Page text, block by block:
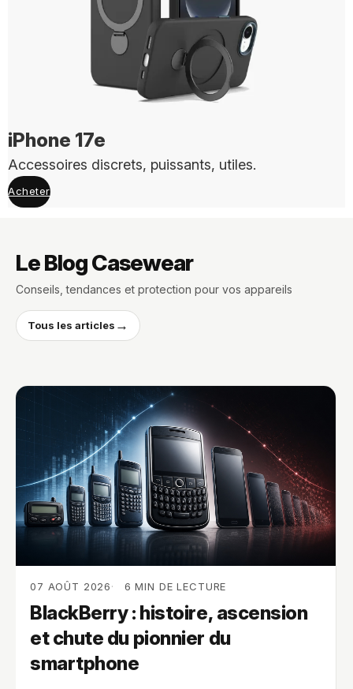
iPhone 17e
Accessoires discrets, puissants, utiles.
Acheter
Le Blog Casewear
Conseils, tendances et protection pour vos appareils
Tous les articles →
BlackBerry : histoire, ascension
et chute du pionnier du
smartphone
07 AOÛT 2026 6 MIN DE LECTURE